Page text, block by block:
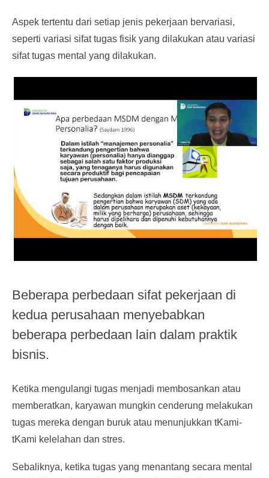
Aspek tertentu dari setiap jenis pekerjaan bervariasi,
seperti variasi sifat tugas fisik yang dilakukan atau variasi
sifat tugas mental yang dilakukan.
Beberapa perbedaan sifat pekerjaan di
kedua perusahaan menyebabkan
beberapa perbedaan lain dalam praktik
bisnis.
Ketika mengulangi tugas menjadi membosankan atau
memberatkan, karyawan mungkin cenderung melakukan
tugas mereka dengan buruk atau menunjukkan tKami-
tKami kelelahan dan stres.
Sebaliknya, ketika tugas yang menantang secara mental